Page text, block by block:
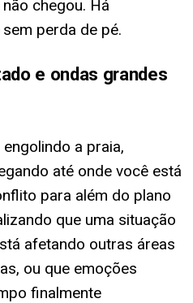
chegou. Há
perda de pé.
e ondas grandes
a praia,
até onde você está
para além do plano
que uma situação
afetando outras áreas
ou que emoções
finalmente